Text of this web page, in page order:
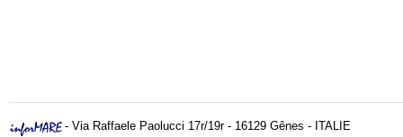
- Via Raffaele Paolucci 17r/19r - 16129 Gênes - ITALIE